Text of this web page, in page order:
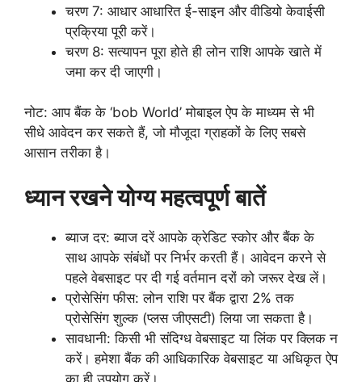
चरण 7: आधार आधारित ई-साइन और वीडियो केवाईसी
प्रक्रिया पूरी करें।
चरण 8: सत्यापन पूरा होते ही लोन राशि आपके खाते में
जमा कर दी जाएगी।
नोट: आप बैंक के ‘bob World’ मोबाइल ऐप के माध्यम से भी
सीधे आवेदन कर सकते हैं, जो मौजूदा ग्राहकों के लिए सबसे
आसान तरीका है।
ध्यान रखने योग्य महत्वपूर्ण बातें
ब्याज दर: ब्याज दरें आपके क्रेडिट स्कोर और बैंक के
साथ आपके संबंधों पर निर्भर करती हैं। आवेदन करने से
पहले वेबसाइट पर दी गई वर्तमान दरों को जरूर देख लें।
प्रोसेसिंग फीस: लोन राशि पर बैंक द्वारा 2% तक
प्रोसेसिंग शुल्क (प्लस जीएसटी) लिया जा सकता है।
सावधानी: किसी भी संदिग्ध वेबसाइट या लिंक पर क्लिक न
करें। हमेशा बैंक की आधिकारिक वेबसाइट या अधिकृत ऐप
का ही उपयोग करें।